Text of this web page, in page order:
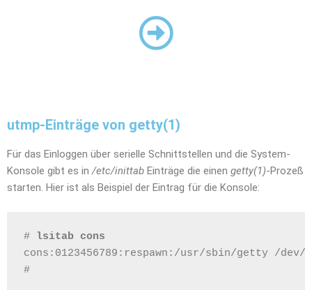
utmp-Einträge von getty(1)
Für das Einloggen über serielle Schnittstellen und die System-
Konsole gibt es in/etc/inittab Einträge die einen getty(1)-Prozeß
starten. Hier ist als Beispiel der Eintrag für die Konsole:
#
lsitab cons
cons:0123456789:respawn:/usr/sbin/getty /dev/
#